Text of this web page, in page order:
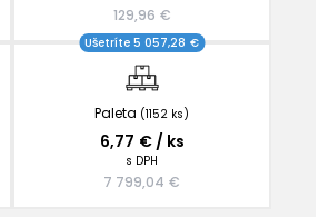
129,96 €
Paleta (1152 ks)
Ušetríte 5 057,28 €
6,77 € / ks
s DPH
7 799,04 €